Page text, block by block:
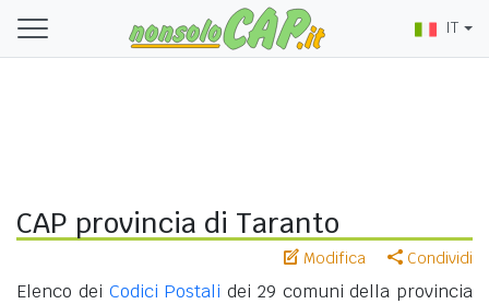
IT
CAP provincia di Taranto
Modifica Condividi
Elenco dei Codici Postali dei 29 comuni della provincia